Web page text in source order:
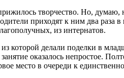
творчество. Но, думаю,
приходят к ним два раза
из интернатов.
которой делали поделки в
занятие оказалось непростое.
место в очереди к